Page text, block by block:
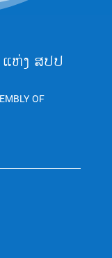
ຫ່ງ ສປປ
OF